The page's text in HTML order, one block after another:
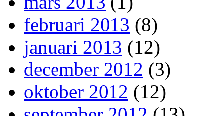
februari 2013 (8)
januari 2013 (12)
december 2012 (3)
oktober 2012 (12)